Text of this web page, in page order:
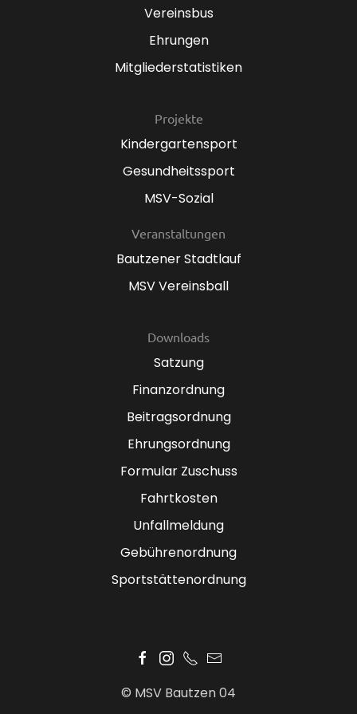
Vereinsbus
Ehrungen
Mitgliederstatistiken
Projekte
Kindergartensport
Gesundheitssport
MSV-Sozial
Veranstaltungen
Bautzener Stadtlauf
MSV Vereinsball
Downloads
Satzung
Finanzordnung
Beitragsordnung
Ehrungsordnung
Formular Zuschuss
Fahrtkosten
Unfallmeldung
Gebührenordnung
Sportstättenordnung
© MSV Bautzen 04